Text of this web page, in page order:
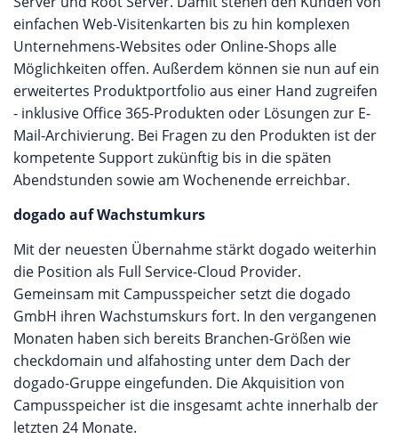
einfachen Web-Visitenkarten bis zu hin komplexen
Unternehmens-Websites oder Online-Shops alle
Möglichkeiten offen. Außerdem können sie nun auf ein
erweitertes Produktportfolio aus einer Hand zugreifen
- inklusive Office 365-Produkten oder Lösungen zur E-
Mail-Archivierung. Bei Fragen zu den Produkten ist der
kompetente Support zukünftig bis in die späten
Abendstunden sowie am Wochenende erreichbar.
dogado auf Wachstumkurs
Mit der neuesten Übernahme stärkt dogado weiterhin
die Position als Full Service-Cloud Provider.
Gemeinsam mit Campusspeicher setzt die dogado
GmbH ihren Wachstumskurs fort. In den vergangenen
Monaten haben sich bereits Branchen-Größen wie
checkdomain und alfahosting unter dem Dach der
dogado-Gruppe eingefunden. Die Akquisition von
Campusspeicher ist die insgesamt achte innerhalb der
letzten 24 Monate.